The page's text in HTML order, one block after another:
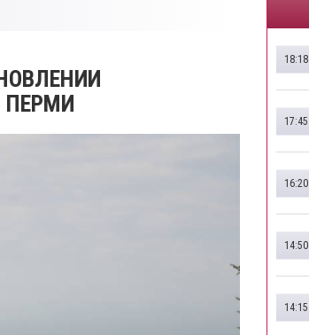
18:18
17:45
16:20
14:50
14:15